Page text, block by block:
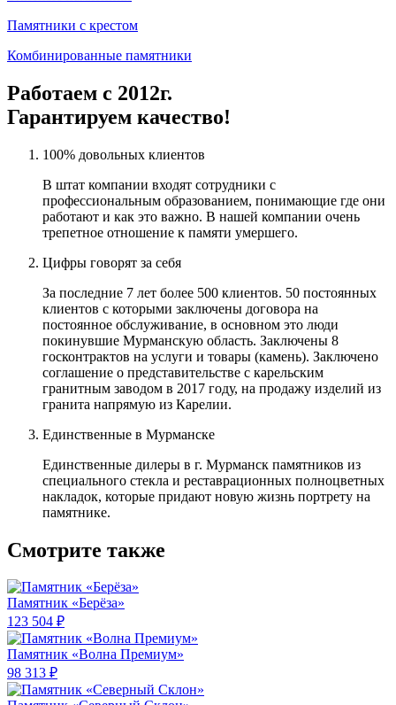
Памятники с крестом
Комбинированные памятники
Работаем с 2012г.
Гарантируем качество!
100% довольных клиентов
В штат компании входят сотрудники с
профессиональным образованием, понимающие где они
работают и как это важно. В нашей компании очень
трепетное отношение к памяти умершего.
Цифры говорят за себя
За последние 7 лет более 500 клиентов. 50 постоянных
клиентов с которыми заключены договора на
постоянное обслуживание, в основном это люди
покинувшие Мурманскую область. Заключены 8
госконтрактов на услуги и товары (камень). Заключено
соглашение о представительстве с карельским
гранитным заводом в 2017 году, на продажу изделий из
гранита напрямую из Карелии.
Единственные в Мурманске
Единственные дилеры в г. Мурманск памятников из
специального стекла и реставрационных полноцветных
накладок, которые придают новую жизнь портрету на
памятнике.
Смотрите также
Памятник «Берёза»
123 504 ₽
Памятник «Волна Премиум»
98 313 ₽